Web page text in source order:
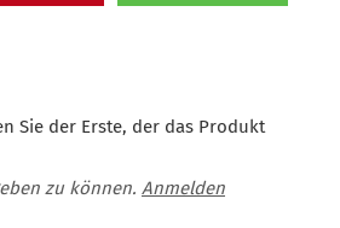
Sie der Erste, der das Produkt
zu können. Anmelden